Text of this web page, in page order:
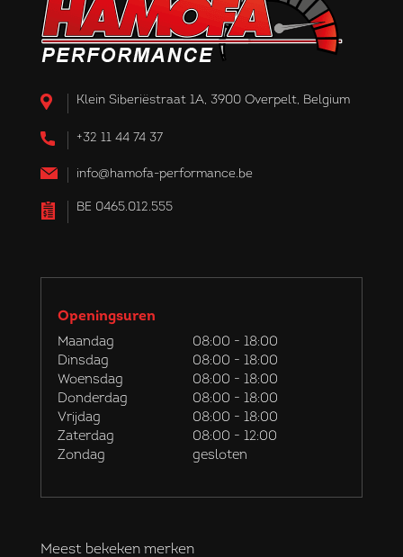
Klein Siberiëstraat 1A, 3900 Overpelt, Belgium
+32 11 44 74 37
info@hamofa-performance.be
BE 0465.012.555
Openingsuren
Maandag
08:00 - 18:00
Dinsdag
08:00 - 18:00
Woensdag
08:00 - 18:00
Donderdag
08:00 - 18:00
Vrijdag
08:00 - 18:00
Zaterdag
08:00 - 12:00
Zondag
gesloten
Meest bekeken merken